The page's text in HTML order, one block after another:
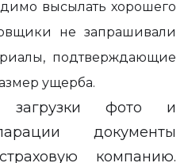
высылать хорошего
не запрашивали
подтверждающие
ущерба.
загрузки фото и
документы
компанию.